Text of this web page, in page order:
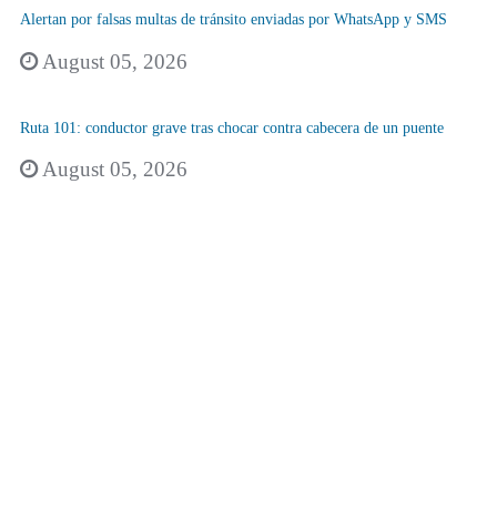
Alertan por falsas multas de tránsito enviadas por WhatsApp y SMS
August 05, 2026
Ruta 101: conductor grave tras chocar contra cabecera de un puente
August 05, 2026